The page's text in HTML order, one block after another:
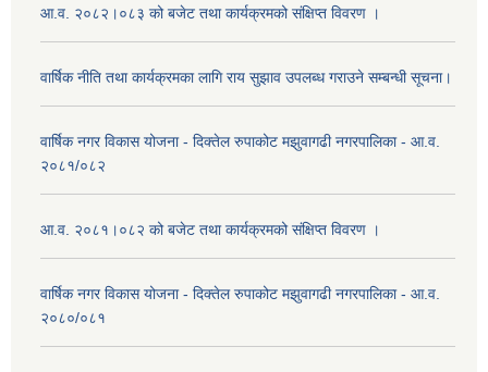
आ.व. २०८२।०८३ को बजेट तथा कार्यक्रमको संक्षिप्त विवरण ।
वार्षिक नीति तथा कार्यक्रमका लागि राय सुझाव उपलब्ध गराउने सम्बन्धी सूचना।
वार्षिक नगर विकास योजना - दिक्तेल रुपाकोट मझुवागढी नगरपालिका - आ.व.
२०८१/०८२
आ.व. २०८१।०८२ को बजेट तथा कार्यक्रमको संक्षिप्त विवरण ।
वार्षिक नगर विकास योजना - दिक्तेल रुपाकोट मझुवागढी नगरपालिका - आ.व.
२०८०/०८१